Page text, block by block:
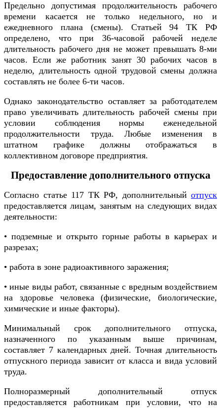
Предельно допустимая продолжительность рабочего
времени касается не только недельного, но и
ежедневного плана (смены). Статьей 94 ТК РФ
определено, что при 36-часовой рабочей неделе
длительность рабочего дня не может превышать 8-ми
часов. Если же работник занят 30 рабочих часов в
неделю, длительность одной трудовой смены должна
составлять не более 6-ти часов.
Однако законодательство оставляет за работодателем
право увеличивать длительность рабочей смены при
условии соблюдения нормы еженедельной
продолжительности труда. Любые изменения в
штатном графике должны отображаться в
коллективном договоре предприятия.
Предоставление дополнительного отпуска
Согласно статье 117 ТК РФ, дополнительный отпуск
предоставляется лицам, занятым на следующих видах
деятельности:
• подземные и открыто горные работы в карьерах и
разрезах;
• работа в зоне радиоактивного заражения;
• иные виды работ, связанные с вредным воздействием
на здоровье человека (физические, биологические,
химические и иные факторы).
Минимальный срок дополнительного отпуска,
назначенного по указанным выше причинам,
составляет 7 календарных дней. Точная длительность
отпускного периода зависит от класса и вида условий
труда.
Полноразмерный дополнительный отпуск
предоставляется работникам при условии, что на